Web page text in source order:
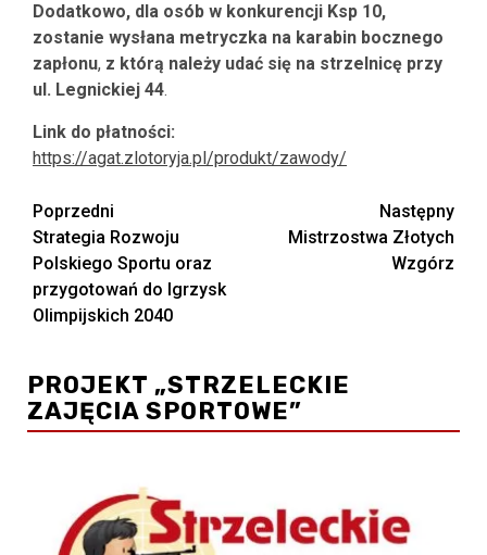
Dodatkowo, dla osób w konkurencji Ksp 10,
zostanie wysłana metryczka na karabin bocznego
zapłonu, z którą należy udać się na strzelnicę przy
ul. Legnickiej 44.
Link do płatności:
https://agat.zlotoryja.pl/produkt/zawody/
Zobacz
wpisy
Poprzedni
Strategia Rozwoju
Polskiego Sportu oraz
przygotowań do Igrzysk
Olimpijskich 2040
Następny
Mistrzostwa Złotych
Wzgórz
PROJEKT „STRZELECKIE
ZAJĘCIA SPORTOWE”